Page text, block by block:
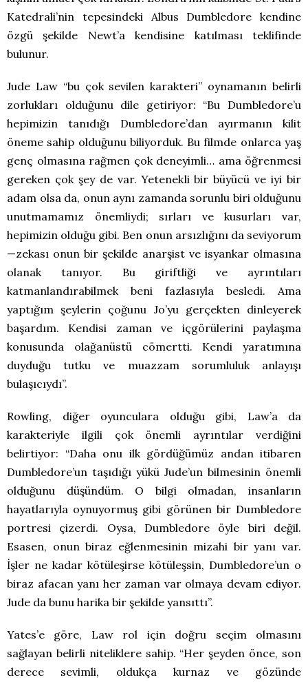
Katedrali’nin tepesindeki Albus Dumbledore kendine
özgü şekilde Newt’a kendisine katılması teklifinde
bulunur.
Jude Law “bu çok sevilen karakteri” oynamanın belirli
zorlukları olduğunu dile getiriyor: “Bu Dumbledore’u
hepimizin tanıdığı Dumbledore’dan ayırmanın kilit
öneme sahip olduğunu biliyorduk. Bu filmde onlarca yaş
genç olmasına rağmen çok deneyimli… ama öğrenmesi
gereken çok şey de var. Yetenekli bir büyücü ve iyi bir
adam olsa da, onun aynı zamanda sorunlu biri olduğunu
unutmamamız önemliydi; sırları ve kusurları var,
hepimizin olduğu gibi. Ben onun arsızlığını da seviyorum
—zekası onun bir şekilde anarşist ve isyankar olmasına
olanak tanıyor. Bu giriftliği ve ayrıntıları
katmanlandırabilmek beni fazlasıyla besledi. Ama
yaptığım şeylerin çoğunu Jo’yu gerçekten dinleyerek
başardım. Kendisi zaman ve içgörülerini paylaşma
konusunda olağanüstü cömertti. Kendi yaratımına
duyduğu tutku ve muazzam sorumluluk anlayışı
bulaşıcıydı”.
Rowling, diğer oyunculara olduğu gibi, Law’a da
karakteriyle ilgili çok önemli ayrıntılar verdiğini
belirtiyor: “Daha onu ilk gördüğümüz andan itibaren
Dumbledore’un taşıdığı yükü Jude’un bilmesinin önemli
olduğunu düşündüm. O bilgi olmadan, insanların
hayatlarıyla oynuyormuş gibi görünen bir Dumbledore
portresi çizerdi. Oysa, Dumbledore öyle biri değil.
Esasen, onun biraz eğlenmesinin mizahi bir yanı var.
İşler ne kadar kötüleşirse kötüleşsin, Dumbledore’un o
biraz afacan yanı her zaman var olmaya devam ediyor.
Jude da bunu harika bir şekilde yansıttı”.
Yates’e göre, Law rol için doğru seçim olmasını
sağlayan belirli niteliklere sahip. “Her şeyden önce, son
derece sevimli, oldukça kurnaz ve gözünde